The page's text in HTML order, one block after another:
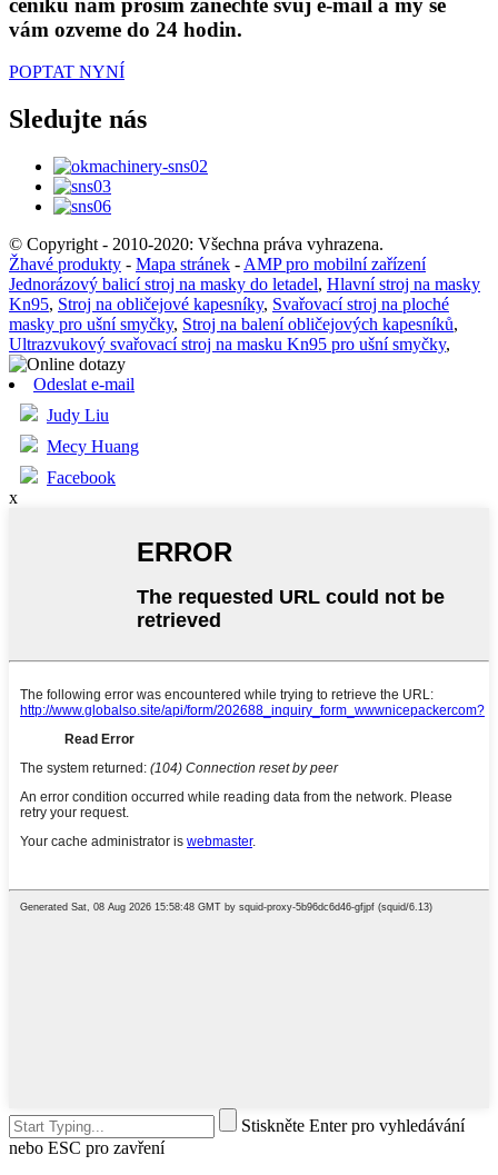
vám ozveme do 24 hodin.
POPTAT NYNÍ
Sledujte nás
© Copyright - 2010-2020: Všechna práva vyhrazena.
Žhavé produkty - Mapa stránek - AMP pro mobilní zařízení
Jednorázový balicí stroj na masky do letadel, Hlavní stroj na masky
Kn95, Stroj na obličejové kapesníky, Svařovací stroj na ploché
masky pro ušní smyčky, Stroj na balení obličejových kapesníků,
Ultrazvukový svařovací stroj na masku Kn95 pro ušní smyčky,
Odeslat e-mail
Judy Liu
Mecy Huang
Facebook
x
Stiskněte Enter pro vyhledávání
nebo ESC pro zavření